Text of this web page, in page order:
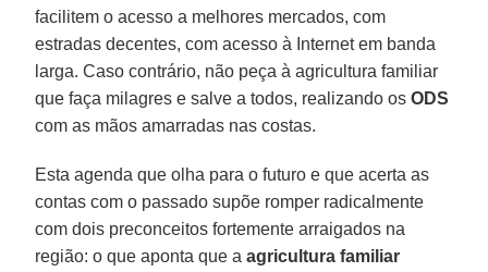
facilitem o acesso a melhores mercados, com
estradas decentes, com acesso à Internet em banda
larga. Caso contrário, não peça à agricultura familiar
que faça milagres e salve a todos, realizando osODS
com as mãos amarradas nas costas.
Esta agenda que olha para o futuro e que acerta as
contas com o passado supõe romper radicalmente
com dois preconceitos fortemente arraigados na
região: o que aponta que aagricultura familiar